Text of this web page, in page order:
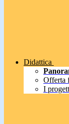
Didattica
Offerta
I